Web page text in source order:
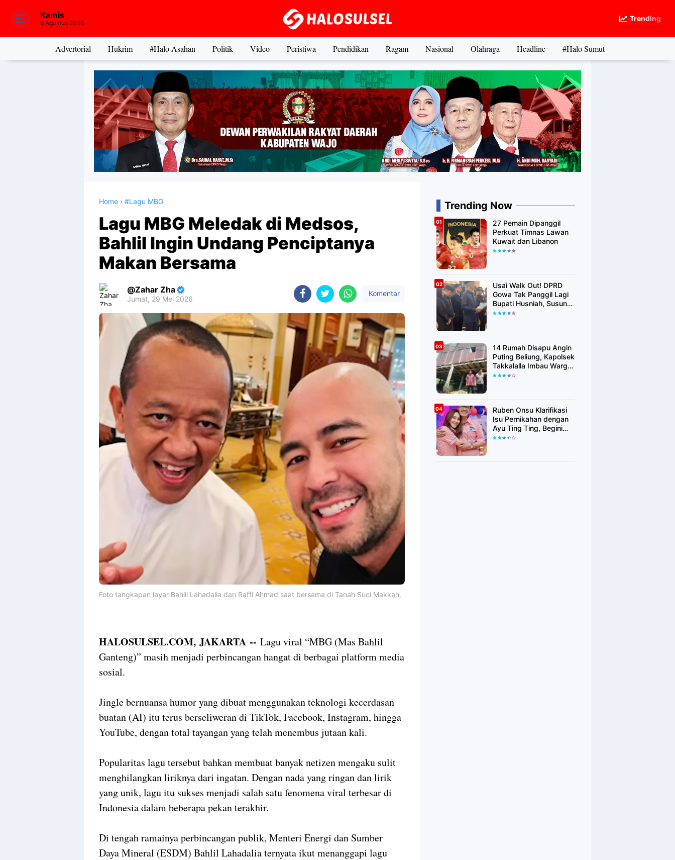
Trending
Kamis
6 Agustus 2026
Advertorial Hukrim #Halo Asahan Politik Video Peristiwa Pendidikan Ragam Nasional Olahraga Headline #Halo Sumut
Home › #Lagu MBG
Lagu MBG Meledak di Medsos,
Bahlil Ingin Undang Penciptanya
Makan Bersama
Zahar Zha
Jumat, 29 Mei 2026
Komentar
Premium
By
Raushan
Shroff
Templates
Foto tangkapan layar Bahlil Lahadalia dan Raffi Ahmad saat bersama di Tanah Suci Makkah.
HALOSULSEL.COM, JAKARTA -- Lagu viral “MBG (Mas Bahlil
Ganteng)” masih menjadi perbincangan hangat di berbagai platform media
sosial.
Jingle bernuansa humor yang dibuat menggunakan teknologi kecerdasan
buatan (AI) itu terus berseliweran di TikTok, Facebook, Instagram, hingga
YouTube, dengan total tayangan yang telah menembus jutaan kali.
Popularitas lagu tersebut bahkan membuat banyak netizen mengaku sulit
menghilangkan liriknya dari ingatan. Dengan nada yang ringan dan lirik
yang unik, lagu itu sukses menjadi salah satu fenomena viral terbesar di
Indonesia dalam beberapa pekan terakhir.
Di tengah ramainya perbincangan publik, Menteri Energi dan Sumber
Daya Mineral (ESDM) Bahlil Lahadalia ternyata ikut menanggapi lagu
Trending Now
27 Pemain Dipanggil
Perkuat Timnas Lawan
Kuwait dan Libanon
Usai Walk Out! DPRD
Gowa Tak Panggil Lagi
Bupati Husniah, Susun
Rekomendasi Hak
14 Rumah Disapu Angin
Puting Beliung, Kapolsek
Takkalalla Imbau Warga
Waspada Cuaca
Ruben Onsu Klarifikasi
Isu Pernikahan dengan
Ayu Ting Ting, Begini
Faktanya